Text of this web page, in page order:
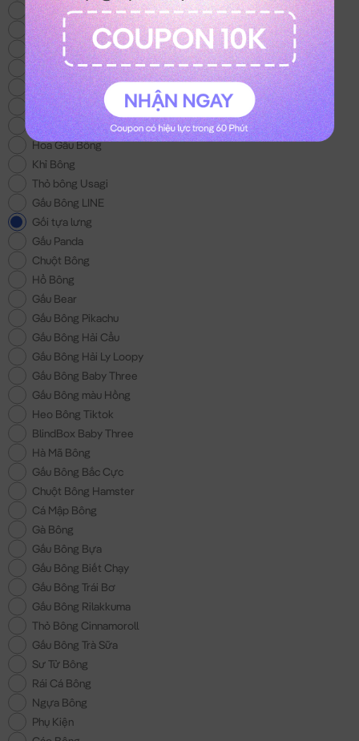
Balo & Túi Xách Gấu Bông
Thỏ Bông Kuromi
Gấu Bông Trung Thu
Thỏ Bông Melody
Mèo Bông Hoàng Thượng
Gấu Bông Con Bò
Balo Gấu Bông
Hoa Gấu Bông
Khỉ Bông
Thỏ bông Usagi
Gấu Bông LINE
Gối tựa lưng
Gấu Panda
Chuột Bông
Hổ Bông
Gấu Bear
Gấu Bông Pikachu
Gấu Bông Hải Cẩu
Gấu Bông Hải Ly Loopy
Gấu Bông Baby Three
Gấu Bông màu Hồng
Heo Bông Tiktok
BlindBox Baby Three
Hà Mã Bông
Gấu Bông Bắc Cực
Chuột Bông Hamster
Cá Mập Bông
Gà Bông
Gấu Bông Bựa
Gấu Bông Biết Chạy
Gấu Bông Trái Bơ
Gấu Bông Rilakkuma
Thỏ Bông Cinnamoroll
Gấu Bông Trà Sữa
Sư Tử Bông
Rái Cá Bông
Ngựa Bông
Phụ Kiện